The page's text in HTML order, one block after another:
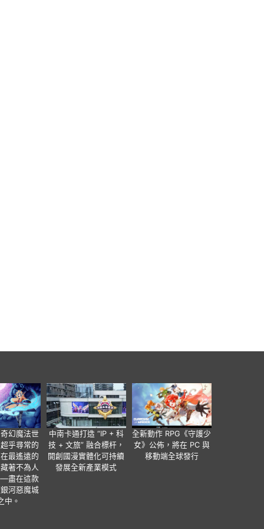
幻魔法世
乎尋常的
最遙遠的
著不為人
盡在這款
河惡魔城
中。
中南卡通打造 “IP + 科
技 + 文旅” 融合標杆，
開創國漫實體化可持續
發展全新產業模式
全新動作 RPG《守護少
女》公佈，將在 PC 與
移動端全球發行